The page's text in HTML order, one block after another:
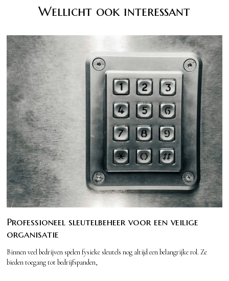
Wellicht ook interessant
Professioneel sleutelbeheer voor een veilige
organisatie
Binnen veel bedrijven spelen fysieke sleutels nog altijd een belangrijke rol. Ze
bieden toegang tot bedrijfspanden,